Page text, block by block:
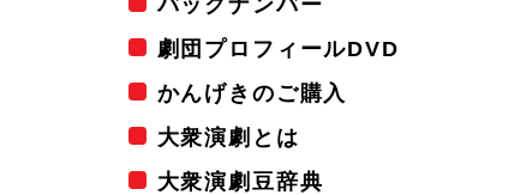
劇団プロフィールDVD
かんげきのご購入
大衆演劇とは
大衆演劇豆辞典